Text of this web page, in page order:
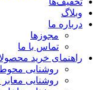
وبلاگ
درباره ما
مجوزها
تماس با ما
راهنمای خرید
روشنایی
روشنایی معابر